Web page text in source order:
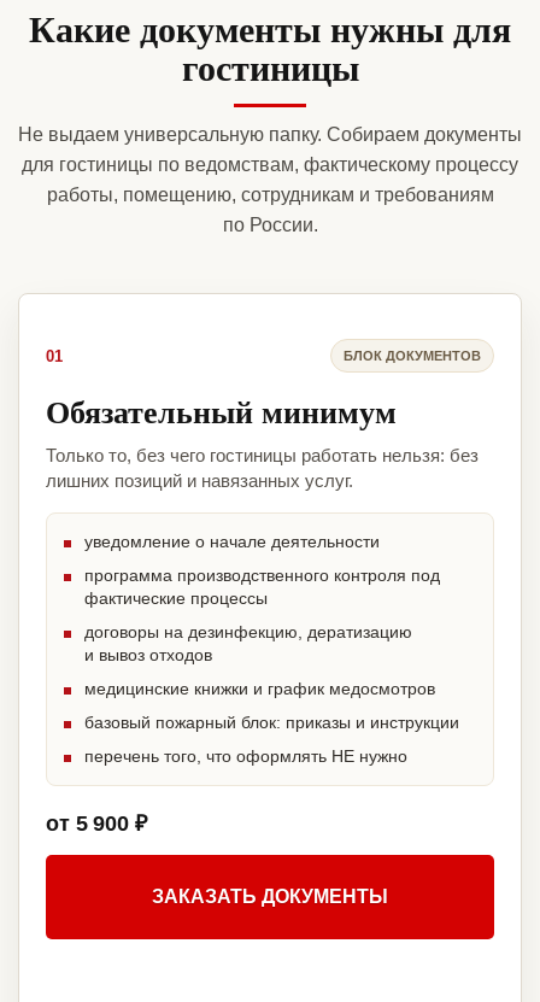
Какие документы нужны для
гостиницы
Не выдаем универсальную папку. Собираем документы
для гостиницы по ведомствам, фактическому процессу
работы, помещению, сотрудникам и требованиям
по России.
01 БЛОК ДОКУМЕНТОВ
Обязательный минимум
Только то, без чего гостиницы работать нельзя: без
лишних позиций и навязанных услуг.
уведомление о начале деятельности
программа производственного контроля под
фактические процессы
договоры на дезинфекцию, дератизацию
и вывоз отходов
медицинские книжки и график медосмотров
базовый пожарный блок: приказы и инструкции
перечень того, что оформлять НЕ нужно
от 5 900 ₽
ЗАКАЗАТЬ ДОКУМЕНТЫ